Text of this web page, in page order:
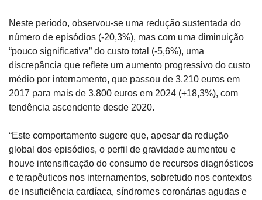
Neste período, observou-se uma redução sustentada do
número de episódios (-20,3%), mas com uma diminuição
“pouco significativa” do custo total (-5,6%), uma
discrepância que reflete um aumento progressivo do custo
médio por internamento, que passou de 3.210 euros em
2017 para mais de 3.800 euros em 2024 (+18,3%), com
tendência ascendente desde 2020.
“Este comportamento sugere que, apesar da redução
global dos episódios, o perfil de gravidade aumentou e
houve intensificação do consumo de recursos diagnósticos
e terapêuticos nos internamentos, sobretudo nos contextos
de insuficiência cardíaca, síndromes coronárias agudas e